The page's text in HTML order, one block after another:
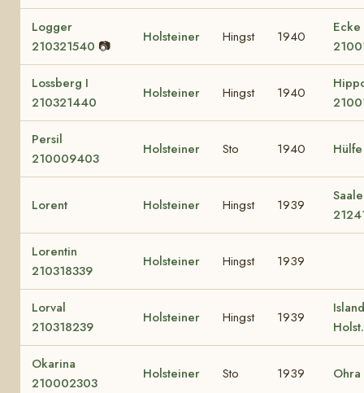
Logger
210321540 📷
Holsteiner Hingst 1940
Ecke
Lossberg I
210321440
Holsteiner Hingst 1940
Persil
210009403
Holsteiner Sto 1940 Hülfe
Lorent Holsteiner Hingst 1939
Saale
Lorentin
210318339
Holsteiner Hingst 1939
Lorval
210318239
Holsteiner Hingst 1939
Island
Okarina
210002303
Holsteiner Sto 1939 Ohra